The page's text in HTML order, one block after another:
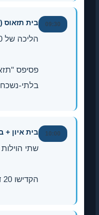
09:30 בית תזאוס (30 דקות)
הליכה של 200 מטר לוילה הבאה.
פסיפס "תזאוס
בלתי-נשכח.
10:00 בית איון + בית
שתי הוילות
הקדישו 20 דקות לכל אחת.